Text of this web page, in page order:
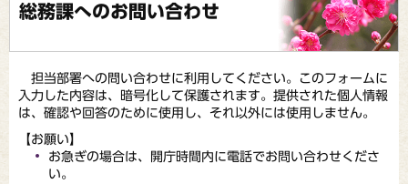
総務課へのお問い合わせ
担当部署への問い合わせに利用してください。このフォームに
入力した内容は、暗号化して保護されます。提供された個人情報
は、確認や回答のために使用し、それ以外には使用しません。
【お願い】
お急ぎの場合は、開庁時間内に電話でお問い合わせくださ
い。